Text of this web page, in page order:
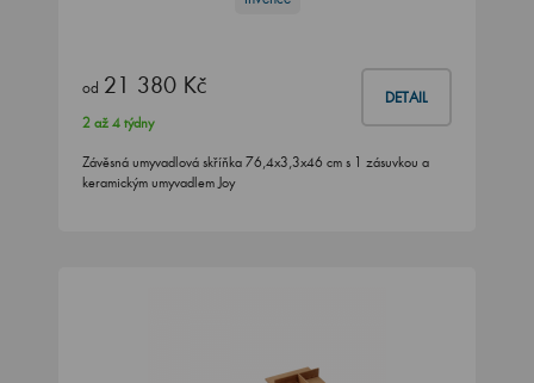
od 21 380 Kč DETAIL
2 až 4 týdny
Závěsná umyvadlová skříňka 76,4x3,3x46 cm s 1 zásuvkou a
keramickým umyvadlem Joy